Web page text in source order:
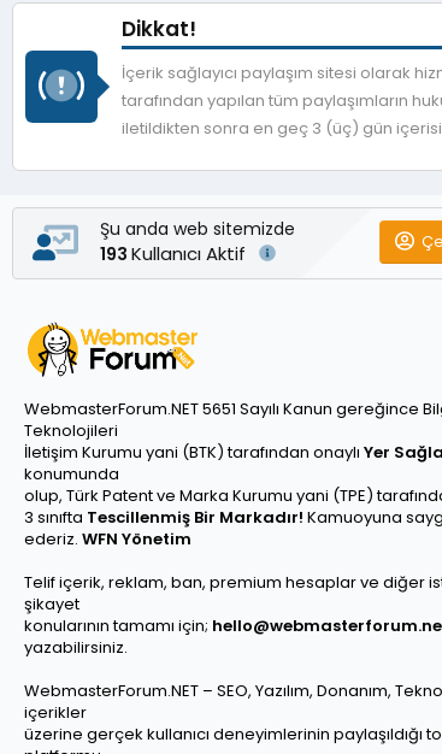
Dikkat!
İçerik sağlayıcı paylaşım sitesi olarak
tarafından yapılan tüm paylaşımların
iletildikten sonra en geç 3 (üç) gün
Şu anda web sitemizde
193 Kullanıcı Aktif
WebmasterForum.NET 5651 Sayılı Kanun gereğince
Teknolojileri
İletişim Kurumu yani (BTK) tarafından onaylı Yer
konumunda
olup, Türk Patent ve Marka Kurumu yani (TPE)
3 sınıfta Tescillenmiş Bir Markadır! Kamuoyuna
ederiz. WFN Yönetim
Telif içerik, reklam, ban, premium hesaplar ve diğer
şikayet
konularının tamamı için;
yazabilirsiniz.
WebmasterForum.NET – SEO, Yazılım, Donanım,
içerikler
üzerine gerçek kullanıcı deneyimlerinin paylaşıldığı